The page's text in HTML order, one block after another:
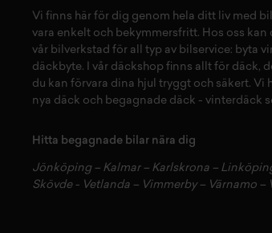
Vi finns här för dig genom hela ditt liv med
vara enkelt och bekymmersfritt. Hos oss
vår bilverkstad för all typ av bilservice: byta
däckbyte. I vår däckshop finns allt för däck,
du kan förvara dina hjul tryggt och säkert. Vi
nya däck och begagnade däck - vinterdäck
Hitta begagnade bilar nära dig
Jönköping– Kalmar – Karlskrona –
Skövde- Vetlanda – Vimmerby– Värnamo –